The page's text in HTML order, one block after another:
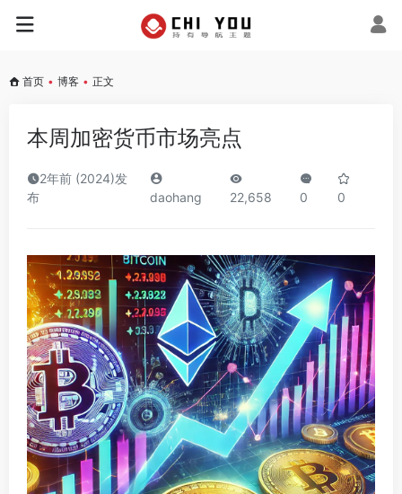
首页 • 博客 • 正文
本周加密货币市场亮点
2年前 (2024)发
布
daohang 22,658 0 0